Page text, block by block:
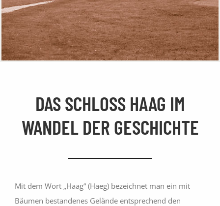
Golfschule
Gastronomie
Kontakt
DAS SCHLOSS HAAG IM
WANDEL DER GESCHICHTE
Mit dem Wort „Haag“ (Haeg) bezeichnet man ein mit
Bäumen bestandenes Gelände entsprechend den